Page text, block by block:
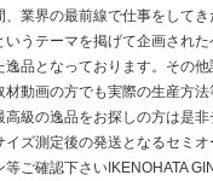
業界の最前線で仕事をして
うテーマを掲げて企画され
品となっております。その
動画の方でも実際の生産方法
級の逸品をお探しの方は是
ズ測定後の発送となるセミオ
ご確認下さいIKENOHATA